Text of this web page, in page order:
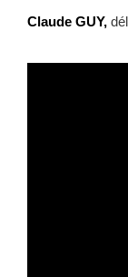
Claude GUY,